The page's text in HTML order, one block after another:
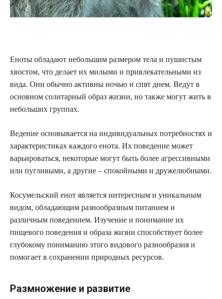
Еноты обладают небольшим размером тела и пушистым
хвостом, что делает их милыми и привлекательными из
вида. Они обычно активны ночью и спят днем. Ведут в
основном солитарный образ жизни, но также могут жить в
небольших группах.
Ведение основывается на индивидуальных потребностях и
характеристиках каждого енота. Их поведение может
варьироваться, некоторые могут быть более агрессивными
или пугливыми, а другие – спокойными и дружелюбными.
Косумельский енот является интересным и уникальным
видом, обладающим разнообразным питанием и
различным поведением. Изучение и понимание их
пищевого поведения и образа жизни способствует более
глубокому пониманию этого видового разнообразия и
помогает в сохранении природных ресурсов.
Размножение и развитие